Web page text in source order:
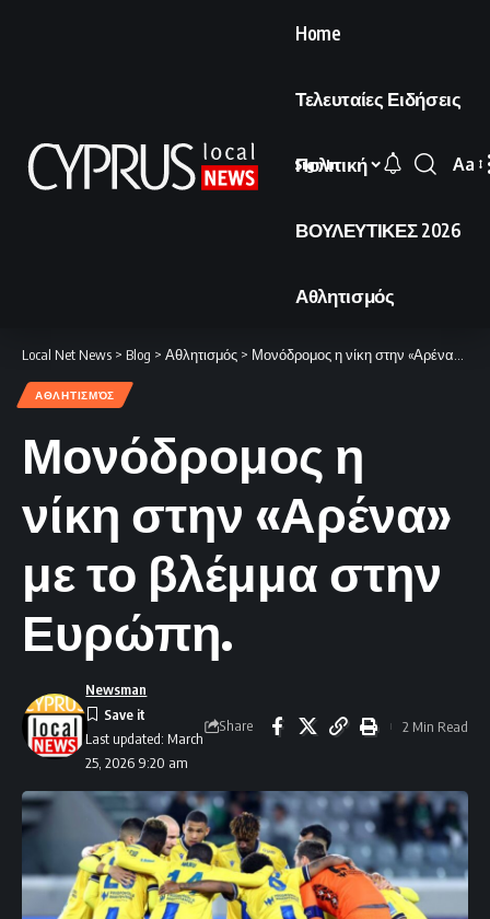
Home
Τελευταίες Ειδήσεις
Πολιτική
ΒΟΥΛΕΥΤΙΚΕΣ 2026
Αθλητισμός
Sign In
Font
Aa
Local Net News > Blog > Αθλητισμός > Μονόδρομος η νίκη στην «Αρένα» με το βλέμμα στην Ευρώπη.
ΑΘΛΗΤΙΣΜΌΣ
Μονόδρομος η
νίκη στην «Αρένα»
με το βλέμμα στην
Ευρώπη.
Last updated: March
25, 2026 9:20 am
Newsman
Share 2 Min Read